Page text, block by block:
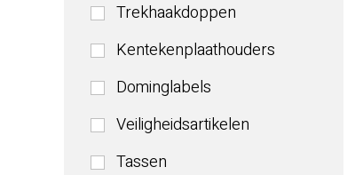
Trekhaakdoppen
Kentekenplaathouders
Dominglabels
Veiligheidsartikelen
Tassen